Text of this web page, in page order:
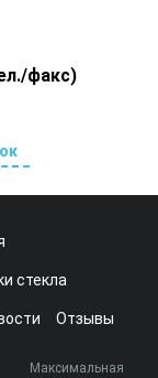
факс)
стекла
Отзывы
Максимальная